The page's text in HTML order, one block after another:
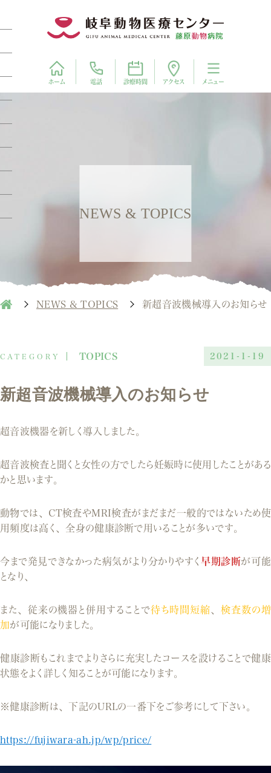
ホーム 電話 診療時間 アクセス メニュー
NEWS & TOPICS
NEWS & TOPICS 新超音波機械導入のお知らせ
TOPICS 2021-1-19
新超音波機械導入のお知らせ
超音波機器を新しく導入しました。
超音波検査と聞くと女性の方でしたら妊娠時に使用したことがある
かと思います。
動物では、CT検査やMRI検査がまだまだ一般的ではないため使
用頻度は高く、全身の健康診断で用いることが多いです。
今まで発見できなかった病気がより分かりやすく早期診断が可能
となり、
また、従来の機器と併用することで待ち時間短縮 、検査数の増
加が可能になりました。
健康診断もこれまでよりさらに充実したコースを設けることで健康
状態をよく詳しく知ることが可能になります。
※健康診断は、下記のURLの一番下をご参考にして下さい。
https://fujiwara-ah.jp/wp/price/